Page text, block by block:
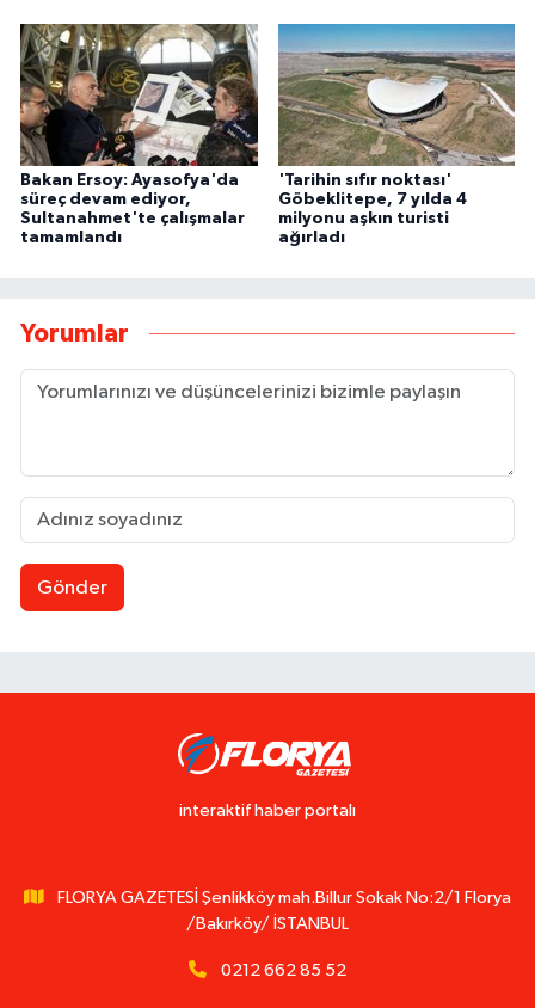
Bakan Ersoy: Ayasofya'da
süreç devam ediyor,
Sultanahmet'te çalışmalar
tamamlandı
'Tarihin sıfır noktası'
Göbeklitepe, 7 yılda 4
milyonu aşkın turisti
ağırladı
Yorumlar
Gönder
interaktif haber portalı
FLORYA GAZETESİ Şenlikköy mah.Billur Sokak No:2/1 Florya
/Bakırköy/ İSTANBUL
0212 662 85 52